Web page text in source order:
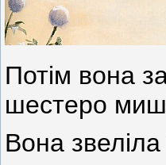
Потім вона
шестеро
Вона